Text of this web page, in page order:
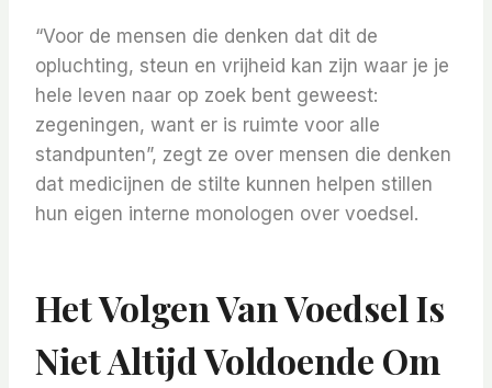
“Voor de mensen die denken dat dit de
opluchting, steun en vrijheid kan zijn waar je je
hele leven naar op zoek bent geweest:
zegeningen, want er is ruimte voor alle
standpunten”, zegt ze over mensen die denken
dat medicijnen de stilte kunnen helpen stillen
hun eigen interne monologen over voedsel.
Het Volgen Van Voedsel Is
Niet Altijd Voldoende Om